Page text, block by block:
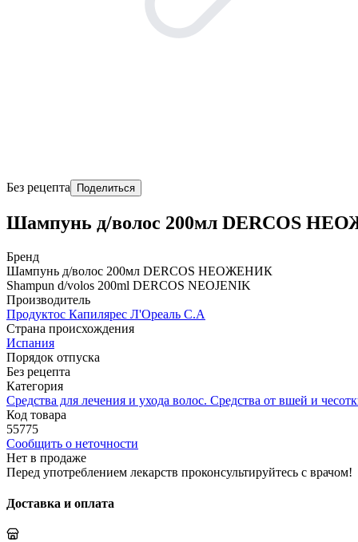
Без рецепта Поделиться
Шампунь д/волос 200мл DERCOS
Бренд
Шампунь д/волос 200мл DERCOS НЕОЖЕНИК
Shampun d/volos 200ml DERCOS NЕOJЕNIK
Производитель
Продуктос Капилярес Л'Ореаль С.А
Страна происхождения
Испания
Порядок отпуска
Без рецепта
Категория
Средства для лечения и ухода волос. Средства от вшей и
Код товара
55775
Сообщить о неточности
Нет в продаже
Перед употреблением лекарств проконсультируйтесь с врачом!
Доставка и оплата